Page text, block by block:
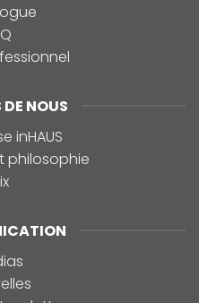
NOUS
inHAUS
philosophie